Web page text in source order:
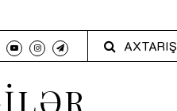
AXTARIŞ